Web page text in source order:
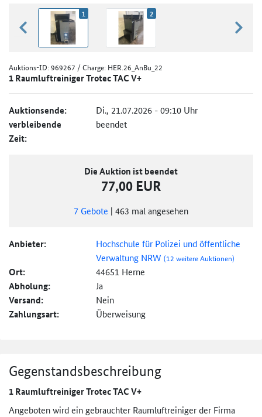
zurück blättern
1 2
Auktions-ID:969267 / Charge: HER.26_AnBu_22
1 Raumluftreiniger Trotec TAC V+
Auktionsende: Di., 21.07.2026 - 09:10 Uhr
verbleibende
Zeit:
beendet
Die Auktion ist beendet
77,00 EUR
7 Gebote | 463 mal angesehen
Anbieter:
Hochschule für Polizei und öffentliche
Verwaltung NRW(12 weitere Auktionen)
Ort: 44651 Herne
Abholung: Ja
Versand: Nein
Zahlungsart: Überweisung
Gegenstandsbeschreibung
1 Raumluftreiniger Trotec TAC V+
Angeboten wird ein gebrauchter Raumluftreiniger der Firma